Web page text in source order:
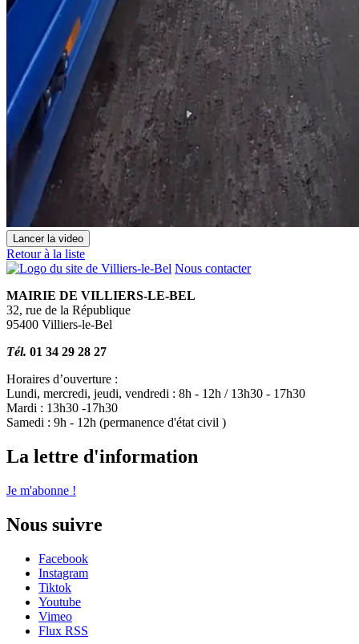
Lancer la video
Retour à la liste
Nous contacter
MAIRIE DE VILLIERS-LE-BEL
32, rue de la République
95400 Villiers-le-Bel
Tél. 01 34 29 28 27
Horaires d’ouverture :
Lundi, mercredi, jeudi, vendredi : 8h - 12h / 13h30 - 17h30
Mardi : 13h30 -17h30
Samedi : 9h - 12h (permanence d'état civil )
La lettre d'information
Je m'abonne !
Nous suivre
Facebook
Instagram
Tiktok
Youtube
Vimeo
Flux RSS